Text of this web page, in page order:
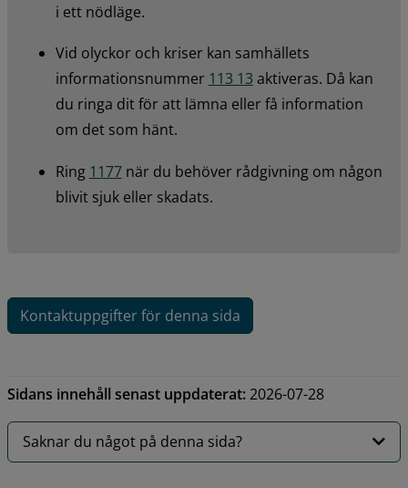
i ett nödläge.
Vid olyckor och kriser kan samhällets
informationsnummer 113 13 aktiveras. Då kan
du ringa dit för att lämna eller få information
om det som hänt.
Ring 1177 när du behöver rådgivning om någon
blivit sjuk eller skadats.
Kontaktuppgifter för denna sida
Sidans innehåll senast uppdaterat:2026-07-28
Saknar du något på denna sida?